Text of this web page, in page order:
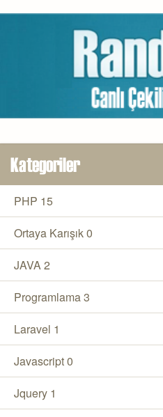
Kategoriler
PHP 15
Ortaya Karışık0
JAVA 2
Programlama3
Laravel 1
Javascript0
Jquery 1